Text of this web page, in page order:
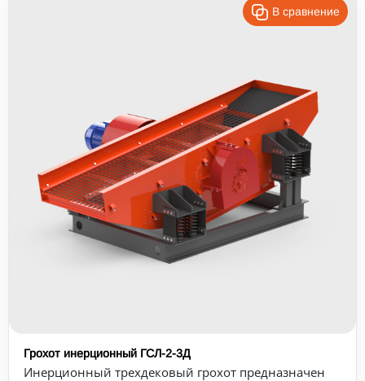
В сравнение
Грохот инерционный ГСЛ-2-3Д
Инерционный трехдековый грохот предназначен